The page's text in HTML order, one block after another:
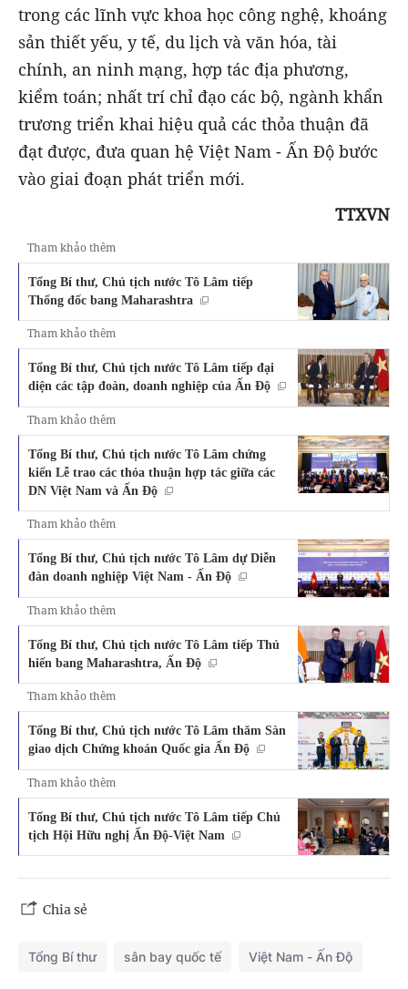
trong các lĩnh vực khoa học công nghệ, khoáng
sản thiết yếu, y tế, du lịch và văn hóa, tài
chính, an ninh mạng, hợp tác địa phương,
kiểm toán; nhất trí chỉ đạo các bộ, ngành khẩn
trương triển khai hiệu quả các thỏa thuận đã
đạt được, đưa quan hệ Việt Nam - Ấn Độ bước
vào giai đoạn phát triển mới.
TTXVN
Tham khảo thêm
Tổng Bí thư, Chủ tịch nước Tô Lâm tiếp
Thống đốc bang Maharashtra
Tham khảo thêm
Tổng Bí thư, Chủ tịch nước Tô Lâm tiếp đại
diện các tập đoàn, doanh nghiệp của Ấn Độ
Tham khảo thêm
Tổng Bí thư, Chủ tịch nước Tô Lâm chứng
kiến Lễ trao các thỏa thuận hợp tác giữa các
DN Việt Nam và Ấn Độ
Tham khảo thêm
Tổng Bí thư, Chủ tịch nước Tô Lâm dự Diễn
đàn doanh nghiệp Việt Nam - Ấn Độ
Tham khảo thêm
Tổng Bí thư, Chủ tịch nước Tô Lâm tiếp Thủ
hiến bang Maharashtra, Ấn Độ
Tham khảo thêm
Tổng Bí thư, Chủ tịch nước Tô Lâm thăm Sàn
giao dịch Chứng khoán Quốc gia Ấn Độ
Tham khảo thêm
Tổng Bí thư, Chủ tịch nước Tô Lâm tiếp Chủ
tịch Hội Hữu nghị Ấn Độ-Việt Nam
Chia sẻ
Tổng Bí thư sân bay quốc tế Việt Nam - Ấn Độ